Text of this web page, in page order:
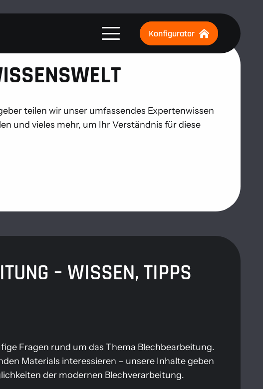
Konfigurator
teilen wir unser umfassendes Expertenwissen
und vieles mehr, um Ihr Verständnis für diese
– WISSEN, TIPPS
Fragen rund um das Thema Blechbearbeitung.
Materials interessieren – unsere Inhalte geben
der modernen Blechverarbeitung.